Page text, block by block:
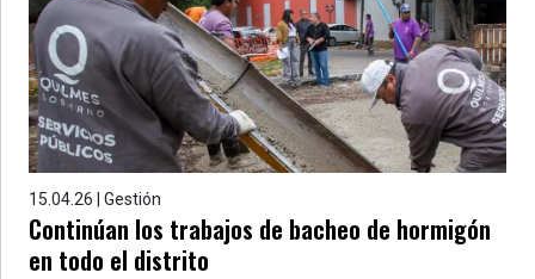
15.04.26 | Gestión
Continúan los trabajos de bacheo de hormigón
en todo el distrito